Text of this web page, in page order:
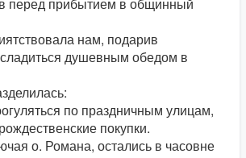
нам, подарив
душевным обедом в
по праздничным улицам,
покупки.
о. Романа, остались в часовне